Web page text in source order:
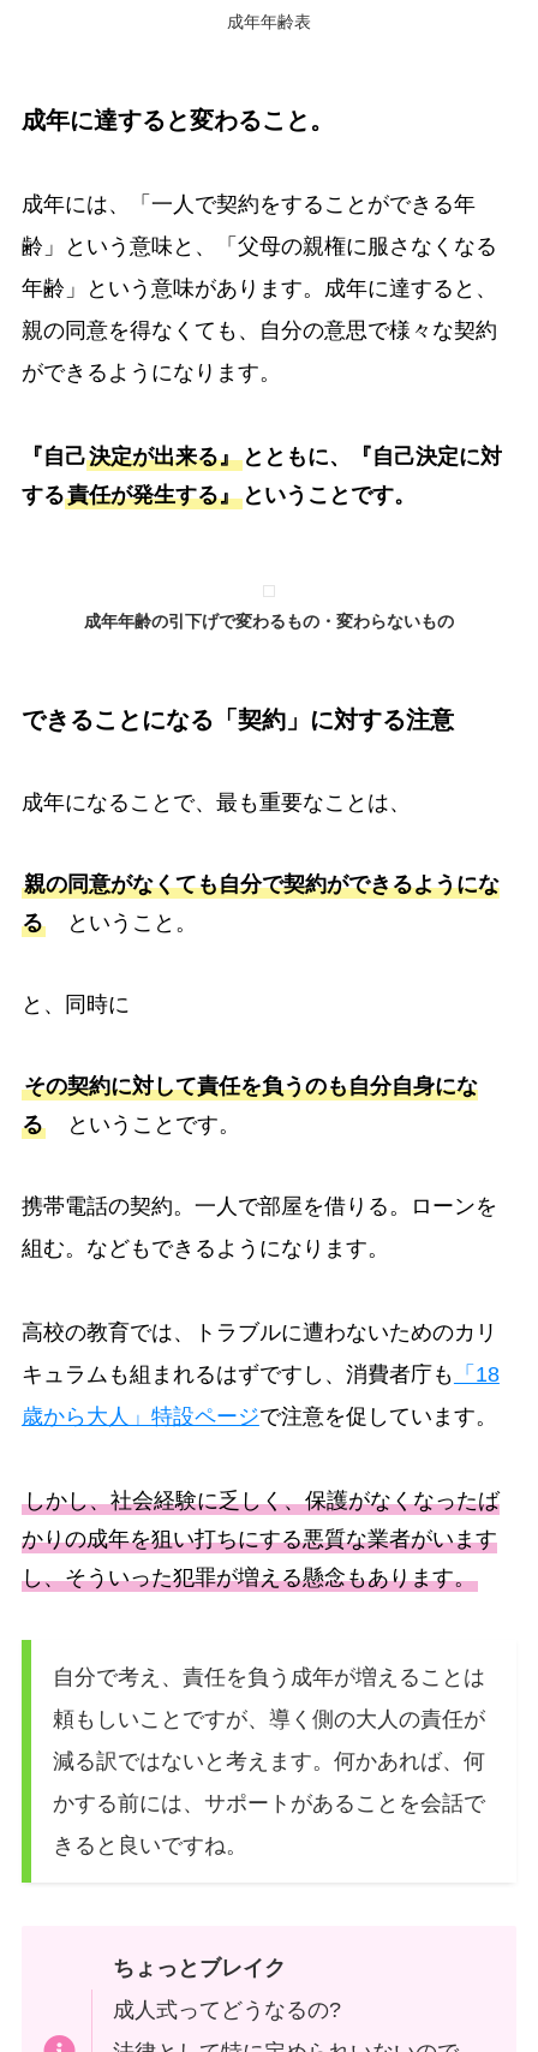
成年年齢表
成年に達すると変わること。
成年には、「一人で契約をすることができる年
齢」という意味と、「父母の親権に服さなくなる
年齢」という意味があります。成年に達すると、
親の同意を得なくても、自分の意思で様々な契約
ができるようになります。
『自己決定が出来る』とともに、『自己決定に対
する責任が発生する』ということです。
成年年齢の引下げで変わるもの・変わらないもの
できることになる「契約」に対する注意
成年になることで、最も重要なことは、
親の同意がなくても自分で契約ができるようにな
るということ。
と、同時に
その契約に対して責任を負うのも自分自身にな
るということです。
携帯電話の契約。一人で部屋を借りる。ローンを
組む。などもできるようになります。
高校の教育では、トラブルに遭わないためのカリ
キュラムも組まれるはずですし、消費者庁も 「18
歳から大人」特設ページで注意を促しています。
しかし、社会経験に乏しく、保護がなくなったば
かりの成年を狙い打ちにする悪質な業者がいます
し、そういった犯罪が増える懸念もあります。
自分で考え、責任を負う成年が増えることは
頼もしいことですが、導く側の大人の責任が
減る訳ではないと考えます。何かあれば、何
かする前には、サポートがあることを会話で
きると良いですね。
ちょっとブレイク
成人式ってどうなるの?